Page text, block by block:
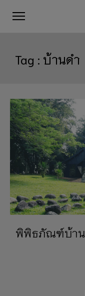
Tag : บ้านดำ
พิพิธภัณฑ์บ้าน